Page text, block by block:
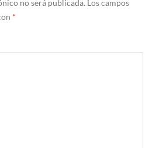
no será publicada. Los campos
*